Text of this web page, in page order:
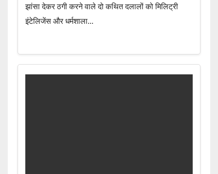
झांसा देकर ठगी करने वाले दो कथित दलालों को मिलिट्री
इंटेलिजेंस और धर्मशाला...